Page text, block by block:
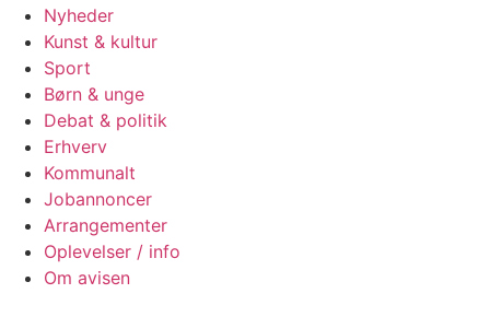
Nyheder
Kunst & kultur
Sport
Børn & unge
Debat & politik
Erhverv
Kommunalt
Jobannoncer
Arrangementer
Oplevelser / info
Om avisen